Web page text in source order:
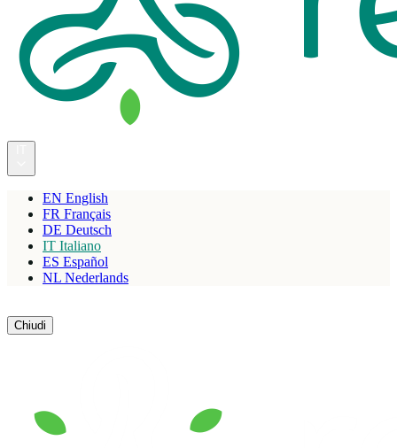
EN English
FR Français
DE Deutsch
IT Italiano
ES Español
NL Nederlands
Chiudi